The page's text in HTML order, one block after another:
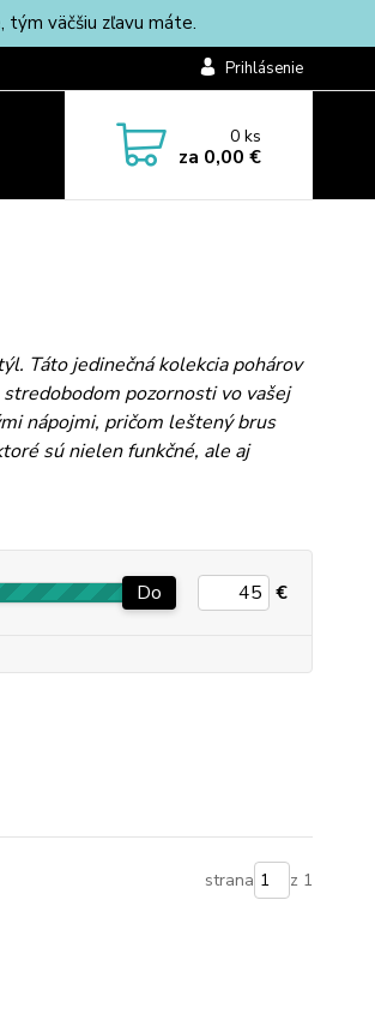
tým väčšiu zľavu máte.
Prihlásenie
0ks
za 0,00 €
Táto jedinečná kolekcia pohárov
pozornosti vo vašej
nápojmi, pričom leštený brus
sú nielen funkčné, ale aj
Do €
strana z 1